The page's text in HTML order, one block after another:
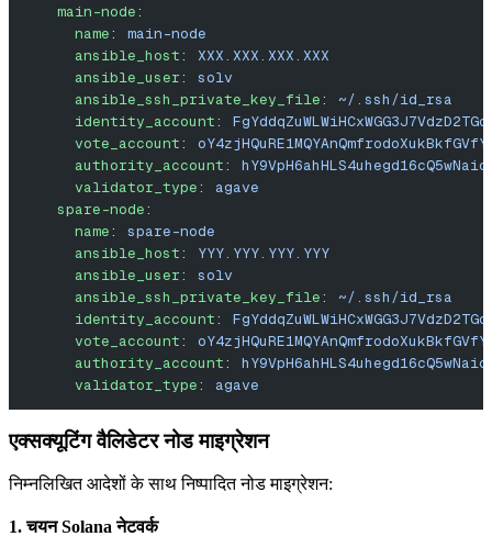
    main-node
:
      name
: main-node
      ansible_host
: XXX.XXX.XXX.XXX
      ansible_user
: solv
      ansible_ssh_private_key_file
: ~/.ssh/id_rsa
      identity_account
:
      vote_account
:
      authority_account
:
      validator_type
: agave
    spare-node
:
      name
: spare-node
      ansible_host
: YYY.YYY.YYY.YYY
      ansible_user
: solv
      ansible_ssh_private_key_file
: ~/.ssh/id_rsa
      identity_account
:
      vote_account
:
      authority_account
:
      validator_type
: agave
एक्सक्यूटिंग वैलिडेटर नोड माइग्रेशन
निम्नलिखित आदेशों के साथ निष्पादित नोड माइग्रेशन:
1. चयन Solana नेटवर्क